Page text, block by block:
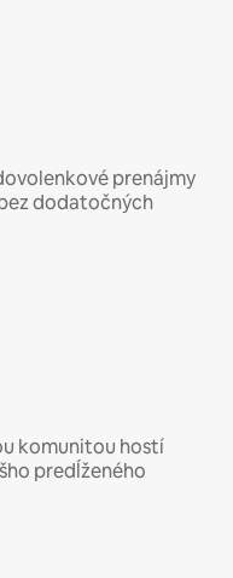
prenájmy
dodatočných
komunitou hostí
predĺženého